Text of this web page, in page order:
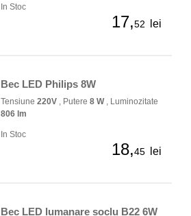
In Stoc
17,52 lei
Bec LED Philips 8W
Tensiune 220V , Putere 8 W, Luminozitate
806 lm
In Stoc
18,45 lei
Bec LED lumanare soclu B22 6W